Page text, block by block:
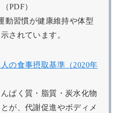
（PDF）
動習慣が健康維持や体型
されています。
人の食事摂取基準（2020年
ぱく質・脂質・炭水化物
が、代謝促進やボディメ